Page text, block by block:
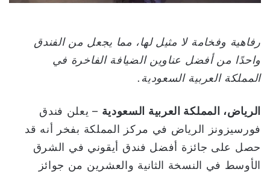
ت
ي
ا
رفاهية وفخامة لا مثيل لها، مما يجعل من الفندق
واحدًا من أفضل عناوين الضيافة الفاخرة في
المملكة العربية السعودية .
الرياض، المملكة العربية السعودية – يعلن فندق
فورسيزونز الرياض في مركز المملكة بفخر أنه قد
حصل على جائزة أفضل فندق أيقوني في الشرق
الأوسط في النسخة الثانية والعشرين من جوائز